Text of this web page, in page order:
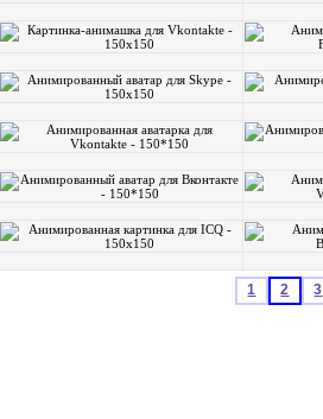
1 2 3